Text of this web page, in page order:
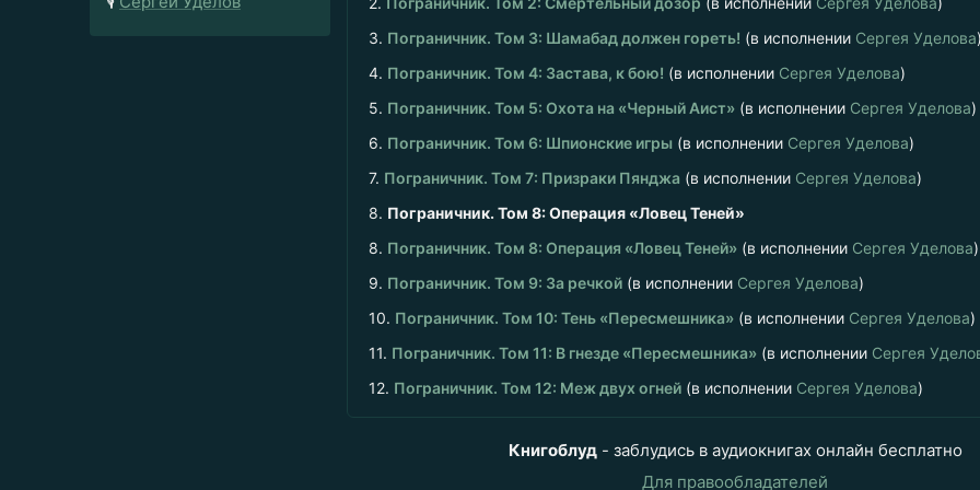
3. Пограничник. Том 3: Шамабад должен гореть! (в исполнении Сергея Уделова)
4. Пограничник. Том 4: Застава, к бою! (в исполнении Сергея Уделова)
5. Пограничник. Том 5: Охота на «Черный Аист» (в исполнении Сергея Уделова)
6. Пограничник. Том 6: Шпионские игры (в исполнении Сергея Уделова)
7. Пограничник. Том 7: Призраки Пянджа (в исполнении Сергея Уделова)
8. Пограничник. Том 8: Операция «Ловец Теней»
8. Пограничник. Том 8: Операция «Ловец Теней» (в исполнении Сергея Уделова)
9. Пограничник. Том 9: За речкой (в исполнении Сергея Уделова)
10. Пограничник. Том 10: Тень «Пересмешника» (в исполнении Сергея Уделова)
11. Пограничник. Том 11: В гнезде «Пересмешника» (в исполнении Сергея
12. Пограничник. Том 12: Меж двух огней (в исполнении Сергея Уделова)
Книгоблуд- заблудись в аудиокнигах онлайн бесплатно
Для правообладателей